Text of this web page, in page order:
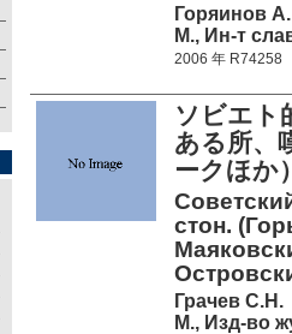
Горяинов
М., Ин-т
2006 年 R74258
ソビエト
ある所、
ークほか
стон.
Грачев С.Н.
М., Изд-во